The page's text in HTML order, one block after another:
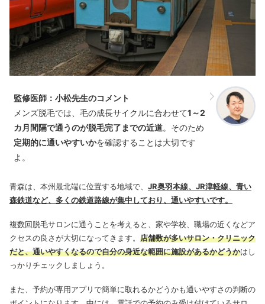
監修医師：小松先生のコメント
メンズ脱毛では、毛の成長サイクルに合わせて1～2
カ月間隔で通うのが脱毛完了までの近道。そのため
定期的に通いやすいかを確認することは大切です
よ。
青森は、本州最北端に位置する地域で、 JR奥羽本線、JR津軽線、青い
森鉄道など、多くの鉄道路線が集中しており、通いやすいです。
複数回脱毛サロンに通うことを考えると、家や学校、職場の近くなどア
クセスの良さが大切になってきます。 店舗数が多いサロン・クリニック
だと、通いやすくなるので自分の身近な範囲に施設があるかどうかはし
っかりチェックしましょう。
また、予約が専用アプリで簡単に取れるかどうかも通いやすさの判断の